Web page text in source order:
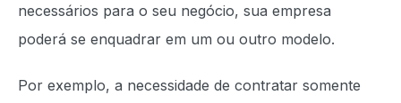
necessários para o seu negócio, sua empresa
poderá se enquadrar em um ou outro modelo.
Por exemplo, a necessidade de contratar somente